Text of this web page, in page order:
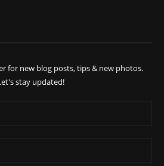
for new blog posts, tips & new photos.
stay updated!